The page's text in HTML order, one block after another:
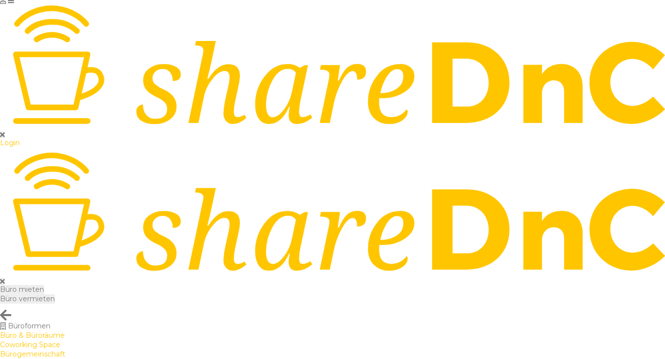
Login
Büro mieten
Büro vermieten
Büroformen
Büro & Büroräume
Coworking Space
Bürogemeinschaft